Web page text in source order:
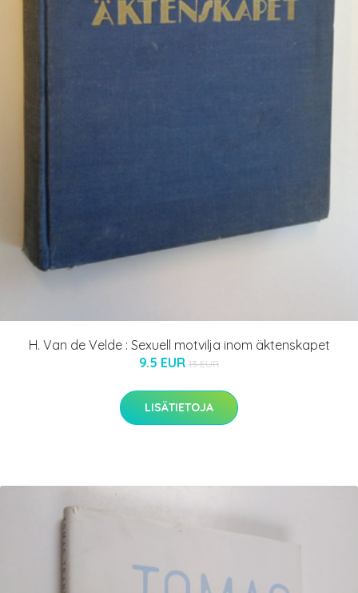
H. Van de Velde : Sexuell motvilja inom äktenskapet
9.5 EUR 13 EUR
LISÄTIETOJA